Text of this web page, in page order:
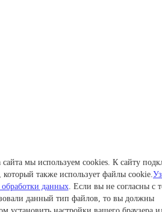
мы используем cookies. К сайту
также использует файлы cookie.
данных. Если вы не согласны с
данный тип файлов, то вы должны